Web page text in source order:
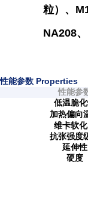
粒）、
NA208、
性能参数 Properties
性能参
低温脆
加热偏向
维卡软
抗张强度
延伸性
硬度